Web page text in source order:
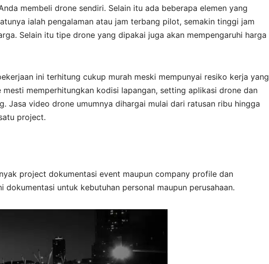
membeli drone sendiri. Selain itu ada beberapa elemen yang
ialah pengalaman atau jam terbang pilot, semakin tinggi jam
Selain itu tipe drone yang dipakai juga akan mempengaruhi harga
ini terhitung cukup murah meski mempunyai resiko kerja yang
memperhitungkan kodisi lapangan, setting aplikasi drone dan
Jasa video drone umumnya dihargai mulai dari ratusan ribu hingga
project.
project dokumentasi event maupun company profile dan
dokumentasi untuk kebutuhan personal maupun perusahaan.